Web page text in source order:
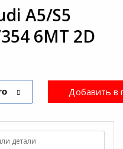
A5/S5
6MT 2D
Добавить в
детали